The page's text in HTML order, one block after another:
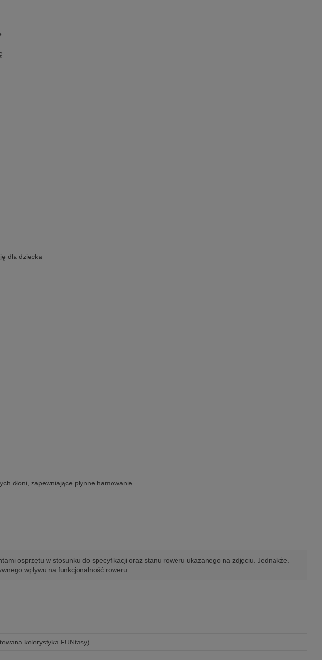
dla dziecka
dłoni, zapewniające płynne hamowanie
osprzętu w stosunku do specyfikacji oraz stanu roweru ukazanego na zdjęciu. Jednakże,
wpływu na funkcjonalność roweru.
kolorystyka FUNtasy)